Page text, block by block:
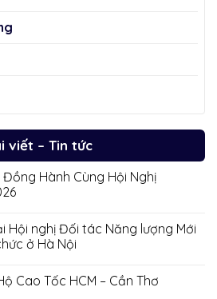
viết – Tin tức
Đồng Hành Cùng Hội Nghị
Hội nghị Đối tác Năng lượng Mới
ở Hà Nội
Cao Tốc HCM – Cần Thơ